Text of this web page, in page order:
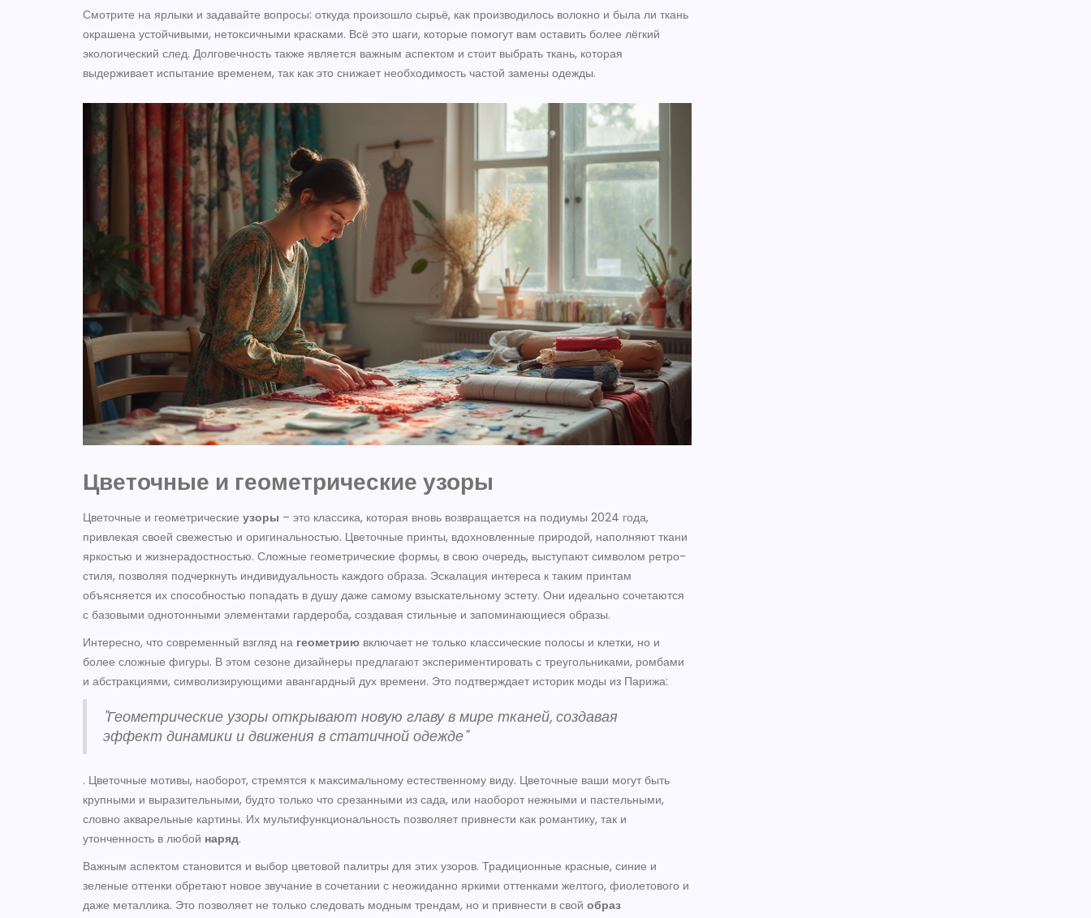
Смотрите на ярлыки и задавайте вопросы: откуда произошло сырьё, как производилось волокно и была ли ткань
окрашена устойчивыми, нетоксичными красками. Всё это шаги, которые помогут вам оставить более лёгкий
экологический след. Долговечность также является важным аспектом и стоит выбрать ткань, которая
выдерживает испытание временем, так как это снижает необходимость частой замены одежды.
Цветочные и геометрические узоры
Цветочные и геометрические узоры – это классика, которая вновь возвращается на подиумы 2024 года,
привлекая своей свежестью и оригинальностью. Цветочные принты, вдохновленные природой, наполняют ткани
яркостью и жизнерадостностью. Сложные геометрические формы, в свою очередь, выступают символом ретро-
стиля, позволяя подчеркнуть индивидуальность каждого образа. Эскалация интереса к таким принтам
объясняется их способностью попадать в душу даже самому взыскательному эстету. Они идеально сочетаются
с базовыми однотонными элементами гардероба, создавая стильные и запоминающиеся образы.
Интересно, что современный взгляд на геометрию включает не только классические полосы и клетки, но и
более сложные фигуры. В этом сезоне дизайнеры предлагают экспериментировать с треугольниками, ромбами
и абстракциями, символизирующими авангардный дух времени. Это подтверждает историк моды из Парижа:
"Геометрические узоры открывают новую главу в мире тканей, создавая
эффект динамики и движения в статичной одежде"
. Цветочные мотивы, наоборот, стремятся к максимальному естественному виду. Цветочные ваши могут быть
крупными и выразительными, будто только что срезанными из сада, или наоборот нежными и пастельными,
словно акварельные картины. Их мультифункциональность позволяет привнести как романтику, так и
утонченность в любой наряд.
Важным аспектом становится и выбор цветовой палитры для этих узоров. Традиционные красные, синие и
зеленые оттенки обретают новое звучание в сочетании с неожиданно яркими оттенками желтого, фиолетового и
даже металлика. Это позволяет не только следовать модным трендам, но и привнести в свой образ